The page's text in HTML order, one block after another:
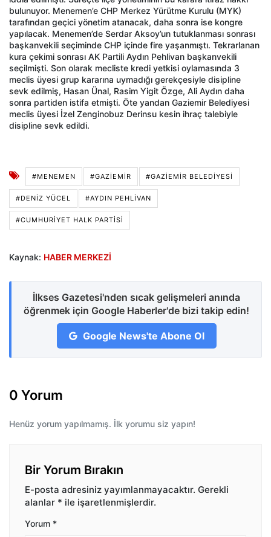
bulunuyor. Menemen’e CHP Merkez Yürütme Kurulu (MYK)
tarafından geçici yönetim atanacak, daha sonra ise kongre
yapılacak. Menemen’de Serdar Aksoy’un tutuklanması sonrası
başkanvekili seçiminde CHP içinde fire yaşanmıştı. Tekrarlanan
kura çekimi sonrası AK Partili Aydın Pehlivan başkanvekili
seçilmişti. Son olarak mecliste kredi yetkisi oylamasında 3
meclis üyesi grup kararına uymadığı gerekçesiyle disipline
sevk edilmiş, Hasan Ünal, Rasim Yigit Özge, Ali Aydın daha
sonra partiden istifa etmişti. Öte yandan Gaziemir Belediyesi
meclis üyesi İzel Zenginobuz Derinsu kesin ihraç talebiyle
disipline sevk edildi.
#MENEMEN #GAZIEMIR #GAZIEMIR BELEDIYESI
#DENIZ YÜCEL #AYDIN PEHLIVAN
#CUMHURİYET HALK PARTİSİ
Kaynak: HABER MERKEZİ
İlkses Gazetesi'nden sıcak gelişmeleri anında
öğrenmek için Google Haberler'de bizi takip edin!
Google News'te Abone Ol
0 Yorum
Henüz yorum yapılmamış. İlk yorumu siz yapın!
Bir Yorum Bırakın
E-posta adresiniz yayımlanmayacaktır. Gerekli
alanlar * ile işaretlenmişlerdir.
Yorum *